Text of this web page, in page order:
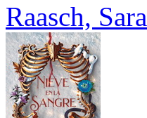
Raasch, Sara